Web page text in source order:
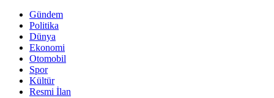
Gündem
Politika
Dünya
Ekonomi
Otomobil
Spor
Kültür
Resmi İlan